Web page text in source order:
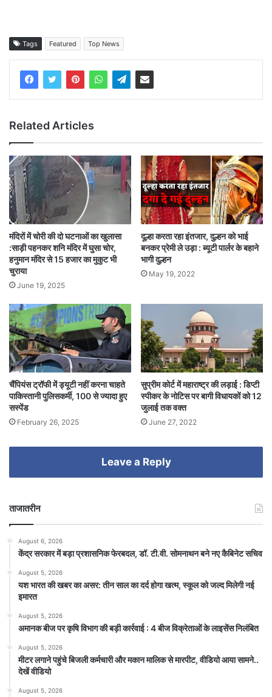
Tags Featured Top News
Related Articles
मंदिरों में चोरी की दो घटनाओं का खुलासा
:साड़ी पहनकर शनि मंदिर में घुसा चोर,
हनुमान मंदिर से 15 हजार का मुकुट भी
चुराया
June 19, 2025
दूल्हा करता रहा इंतजार, दुल्हन को भाई
बनकर प्रेमी ले उड़ा : ब्यूटी पार्लर के बहाने
भागी दुल्हन
May 19, 2022
चैंपियंस ट्रॉफी में ड्यूटी नहीं करना चाहते
पाकिस्तानी पुलिसकर्मी, 100 से ज्यादा हुए
सस्पेंड
February 26, 2025
सुप्रीम कोर्ट में महाराष्ट्र की लड़ाई : डिप्टी
स्पीकर के नोटिस पर बागी विधायकों को 12
जुलाई तक वक्त
June 27, 2022
Leave a Reply
ताजातरीन
August 6, 2026
केंद्र सरकार में बड़ा प्रशासनिक फेरबदल, डॉ. टी.वी. सोमनाथन बने नए कैबिनेट सचिव
August 5, 2026
यश भारत की खबर का असर: तीन साल का दर्द होगा खत्म, स्कूल को जल्द मिलेगी नई
इमारत
August 5, 2026
अमानक बीज पर कृषि विभाग की बड़ी कार्रवाई : 4 बीज विक्रेताओं के लाइसेंस निलंबित
August 5, 2026
मीटर लगाने पहुंचे बिजली कर्मचारी और मकान मालिक से मारपीट, वीडियो आया सामने..
देखें वीडियो
August 5, 2026